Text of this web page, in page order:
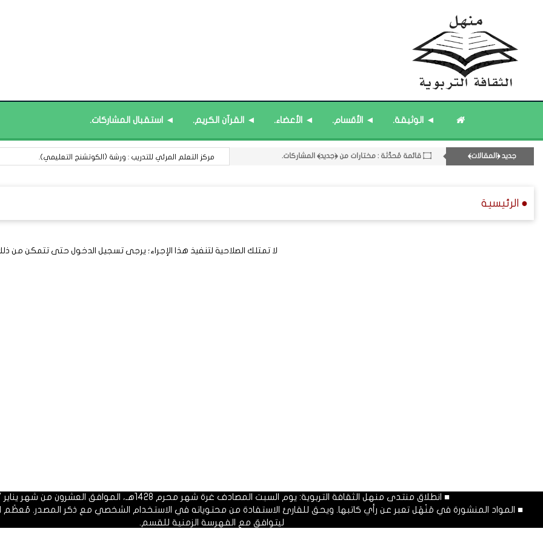
◄ الوثيقة. ◄ الأقسام. ◄ الأعضاء. ◄ القرآن الكريم. ◄ استقبال المشاركات.
جديد ﴿المقالات﴾
11- القسم الحادي عشر : ﴿اللقاءات الشخصية - الثقافة المتسلسلة﴾.
۝ قائمة مُحدَّثة : حديث الساعة.
۝ قائمة مُحدَّثة : مختارات من ﴿جديد﴾ المشاركات. مركز التعلم المرئي للتدريب : ورشة (الكوتشنج التعليمي).
● الرئيسية
لا تمتلك الصلاحية لتنفيذ هذا الإجراء؛ يرجى تسجيل الدخول حتى تتمكن من
■ انطلاق منتدى منهل الثقافة التربوية: يوم السبت المصادف غرة شهر محرم 1428هـ، الموافق العشرون من شهر يناير 2007م.
■ المواد المنشورة في مَنْهَل تعبر عن رأي كاتبها. ويحق للقارئ الاستفادة من محتوياته في الاستخدام الشخصي مع ذكر المصدر. مُعظَم
ليتوافق مع الفهرسة الزمنية للقسم.